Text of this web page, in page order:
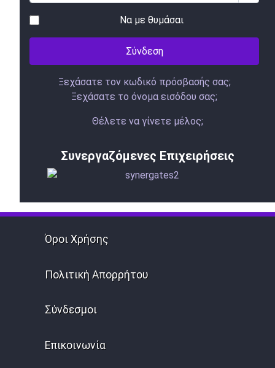
Να με θυμάσαι
Σύνδεση
Ξεχάσατε τον κωδικό πρόσβασής σας;
Ξεχάσατε το όνομα εισόδου σας;
Θέλετε να γίνετε μέλος;
Συνεργαζόμενες Επιχειρήσεις
Όροι Χρήσης
Πολιτική Απορρήτου
Σύνδεσμοι
Επικοινωνία